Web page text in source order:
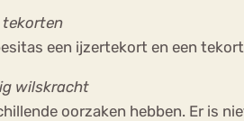
tekorten
een ijzertekort en een
wilskracht
oorzaken hebben. Er is